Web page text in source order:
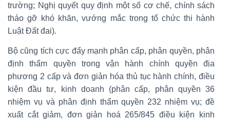
trường; Nghị quyết quy định một số cơ chế, chính sách
tháo gỡ khó khăn, vướng mắc trong tổ chức thi hành
Luật Đất đai).
Bộ cũng tích cực đẩy mạnh phân cấp, phân quyền, phân
định thẩm quyền trong vận hành chính quyền địa
phương 2 cấp và đơn giản hóa thủ tục hành chính, điều
kiện đầu tư, kinh doanh (phân cấp, phân quyền 36
nhiệm vụ và phân định thẩm quyền 232 nhiệm vụ; đề
xuất cắt giảm, đơn giản hoá 265/845 điều kiện kinh